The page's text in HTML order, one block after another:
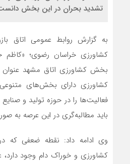
تشدید بحران در این بخش
به گزارش روابط عمومی اتاق
کشاورزی خراسان رضوی؛ «کاظم
بخش کشاورزی اتاق مشهد عنوان
کشاورزی دارای بخش‌های
فعالیت‌ها را در حوزه تولید و
باید مطالبه‌گری در این عرصه به
وی ادامه داد: نقطه ضعفی که
کشاورزی و خوراک دام وجود دارد،